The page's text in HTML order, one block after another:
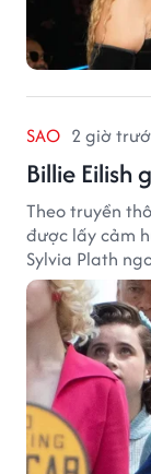
SAO 2 giờ
Billie Eilish
Theo truyền
được lấy cảm
Sylvia Plath